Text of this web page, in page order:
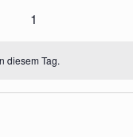
0
1
diesem Tag.